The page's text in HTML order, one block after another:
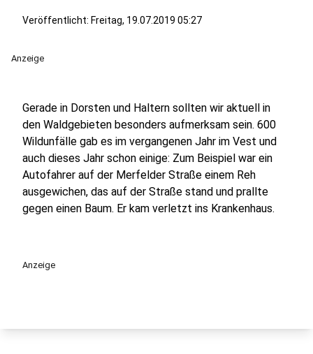
Veröffentlicht: Freitag, 19.07.2019 05:27
Anzeige
Gerade in Dorsten und Haltern sollten wir aktuell in
den Waldgebieten besonders aufmerksam sein. 600
Wildunfälle gab es im vergangenen Jahr im Vest und
auch dieses Jahr schon einige: Zum Beispiel war ein
Autofahrer auf der Merfelder Straße einem Reh
ausgewichen, das auf der Straße stand und prallte
gegen einen Baum. Er kam verletzt ins Krankenhaus.
Anzeige